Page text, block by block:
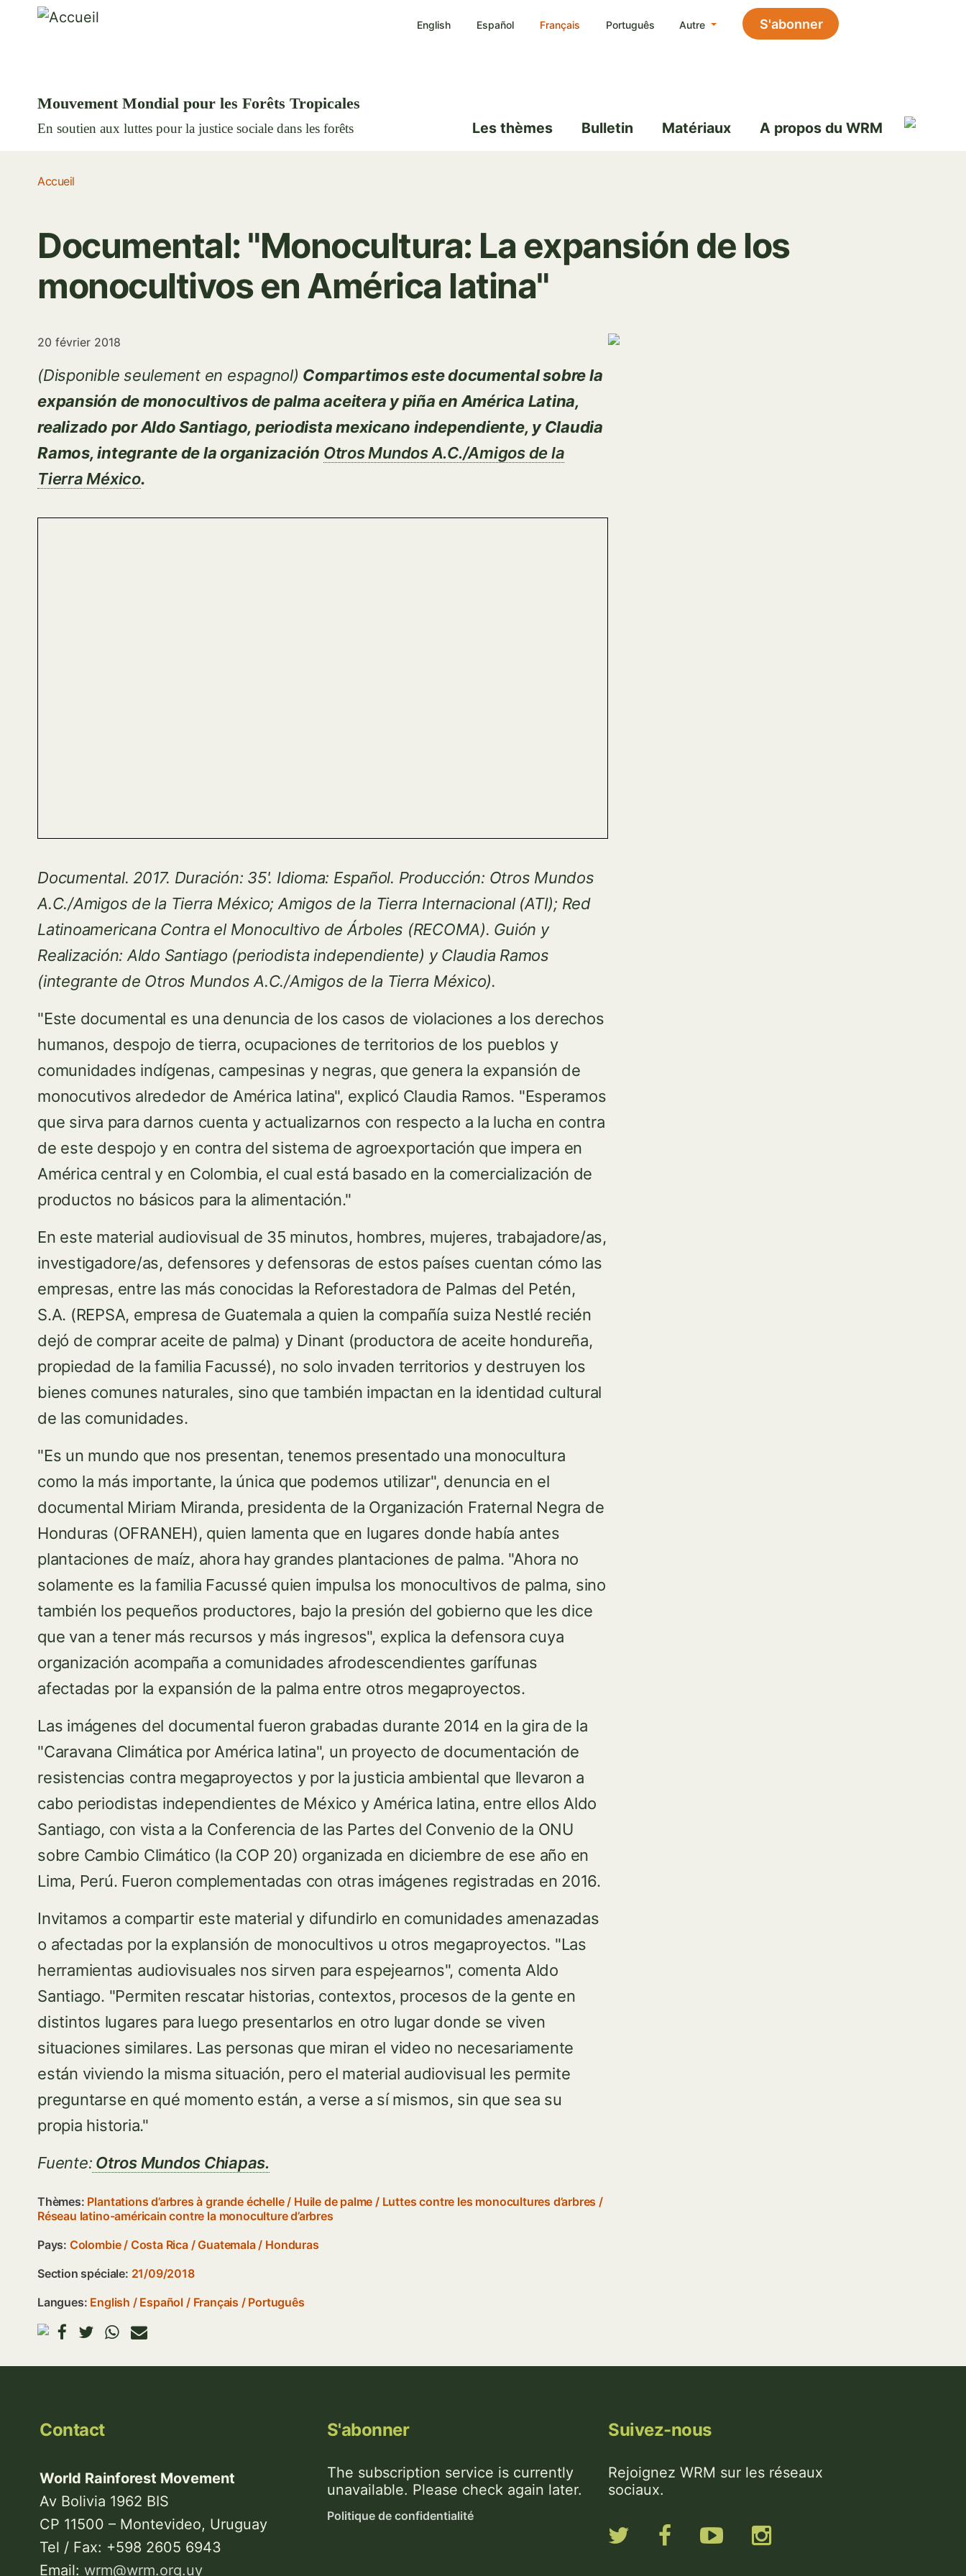
au
Mouvement Mondial pour les Forêts Tropicales
En soutien aux luttes pour la justice sociale dans les forêts
English Español Français Português Autre S'abonner
Les thèmes Bulletin Matériaux A propos du WRM
Accueil
Documental: "Monocultura: La expansión de los
monocultivos en América latina"
20 février 2018
(Disponible seulement en espagnol) Compartimos este documental sobre la
expansión de monocultivos de palma aceitera y piña en América Latina,
realizado por Aldo Santiago, periodista mexicano independiente, y Claudia
Ramos, integrante de la organización Otros Mundos A.C./Amigos de la
Tierra México.
Documental. 2017. Duración: 35'. Idioma: Español. Producción: Otros Mundos
A.C./Amigos de la Tierra México; Amigos de la Tierra Internacional (ATI); Red
Latinoamericana Contra el Monocultivo de Árboles (RECOMA). Guión y
Realización: Aldo Santiago (periodista independiente) y Claudia Ramos
(integrante de Otros Mundos A.C./Amigos de la Tierra México).
"Este documental es una denuncia de los casos de violaciones a los derechos
humanos, despojo de tierra, ocupaciones de territorios de los pueblos y
comunidades indígenas, campesinas y negras, que genera la expansión de
monocutivos alrededor de América latina", explicó Claudia Ramos. "Esperamos
que sirva para darnos cuenta y actualizarnos con respecto a la lucha en contra
de este despojo y en contra del sistema de agroexportación que impera en
América central y en Colombia, el cual está basado en la comercialización de
productos no básicos para la alimentación."
En este material audiovisual de 35 minutos, hombres, mujeres, trabajadore/as,
investigadore/as, defensores y defensoras de estos países cuentan cómo las
empresas, entre las más conocidas la Reforestadora de Palmas del Petén,
S.A. (REPSA, empresa de Guatemala a quien la compañía suiza Nestlé recién
dejó de comprar aceite de palma) y Dinant (productora de aceite hondureña,
propiedad de la familia Facussé), no solo invaden territorios y destruyen los
bienes comunes naturales, sino que también impactan en la identidad cultural
de las comunidades.
"Es un mundo que nos presentan, tenemos presentado una monocultura
como la más importante, la única que podemos utilizar", denuncia en el
documental Miriam Miranda, presidenta de la Organización Fraternal Negra de
Honduras (OFRANEH), quien lamenta que en lugares donde había antes
plantaciones de maíz, ahora hay grandes plantaciones de palma. "Ahora no
solamente es la familia Facussé quien impulsa los monocultivos de palma, sino
también los pequeños productores, bajo la presión del gobierno que les dice
que van a tener más recursos y más ingresos", explica la defensora cuya
organización acompaña a comunidades afrodescendientes garífunas
afectadas por la expansión de la palma entre otros megaproyectos.
Las imágenes del documental fueron grabadas durante 2014 en la gira de la
"Caravana Climática por América latina", un proyecto de documentación de
resistencias contra megaproyectos y por la justicia ambiental que llevaron a
cabo periodistas independientes de México y América latina, entre ellos Aldo
Santiago, con vista a la Conferencia de las Partes del Convenio de la ONU
sobre Cambio Climático (la COP 20) organizada en diciembre de ese año en
Lima, Perú. Fueron complementadas con otras imágenes registradas en 2016.
Invitamos a compartir este material y difundirlo en comunidades amenazadas
o afectadas por la explansión de monocultivos u otros megaproyectos. "Las
herramientas audiovisuales nos sirven para espejearnos", comenta Aldo
Santiago. "Permiten rescatar historias, contextos, procesos de la gente en
distintos lugares para luego presentarlos en otro lugar donde se viven
situaciones similares. Las personas que miran el video no necesariamente
están viviendo la misma situación, pero el material audiovisual les permite
preguntarse en qué momento están, a verse a sí mismos, sin que sea su
propia historia."
Fuente: Otros Mundos Chiapas.
Thèmes: Plantations d’arbres à grande échelle/ Huile de palme / Luttes contre les monocultures d’arbres /
Réseau latino-américain contre la monoculture d’arbres
Pays: Colombie/ Costa Rica/Guatemala/ Honduras
Section spéciale: 21/09/2018
Langues: English Español Français Português
Image
Contact
World Rainforest Movement
Av Bolivia 1962 BIS
CP 11500 – Montevideo, Uruguay
Tel / Fax: +598 2605 6943
Email: wrm@wrm.org.uy
S'abonner
The subscription service is currently
unavailable. Please check again later.
Politique de confidentialité
Suivez-nous
Rejoignez WRM sur les réseaux
sociaux.